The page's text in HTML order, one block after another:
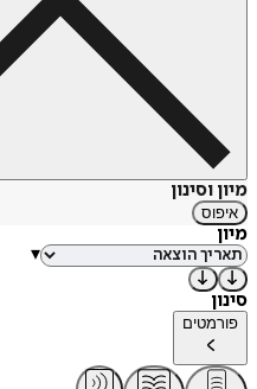
מיון וסינון
איפוס
מיון
▾
סינון
פורמטים